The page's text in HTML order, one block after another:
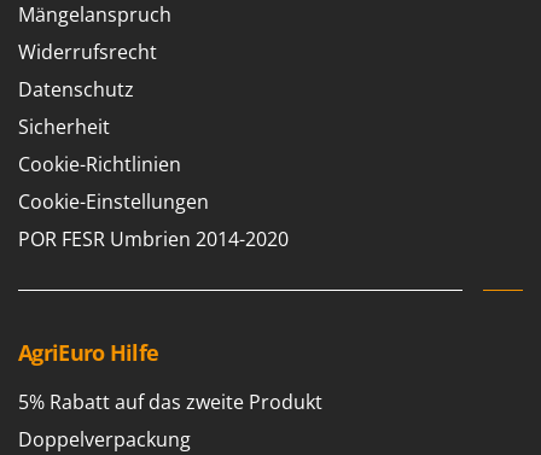
Mängelanspruch
Widerrufsrecht
Datenschutz
Sicherheit
Cookie-Richtlinien
Cookie-Einstellungen
POR FESR Umbrien 2014-2020
AgriEuro Hilfe
5% Rabatt auf das zweite Produkt
Doppelverpackung